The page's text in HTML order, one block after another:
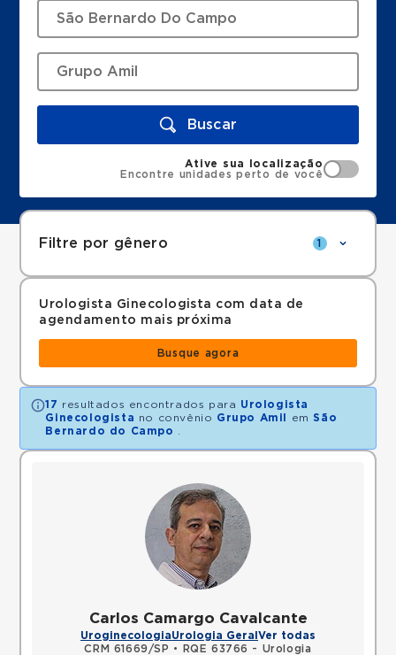
Buscar
Ative sua localização
Encontre unidades perto de você
Filtre por gênero 1
Urologista Ginecologista com data de
agendamento mais próxima
Busque agora
17 resultados encontrados para Urologista
Ginecologista no convênio Grupo Amil em São
Bernardo do Campo
Carlos Camargo Cavalcante
UroginecologiaUrologia Geral Ver todas
CRM 61669/SP •
RQE 63766 - Urologia